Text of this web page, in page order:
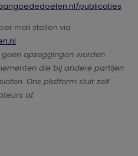
publicaties
mail stellen via
.
opzeggingen worden
die bij andere partijen
Ons platform sluit zelf
af.